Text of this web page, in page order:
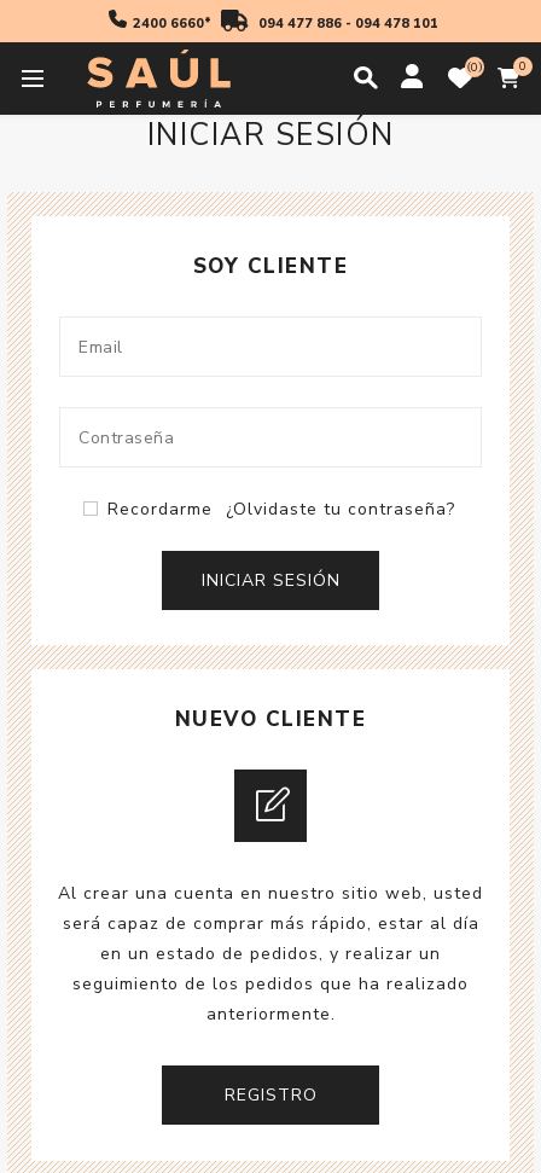
2400 6660* 094 477 886- 094 478 101
0 0
INICIAR SESIÓN
SOY CLIENTE
Recordarme ¿Olvidaste tu contraseña?
NUEVO CLIENTE
Al crear una cuenta en nuestro sitio web, usted
será capaz de comprar más rápido, estar al día
en un estado de pedidos, y realizar un
seguimiento de los pedidos que ha realizado
anteriormente.